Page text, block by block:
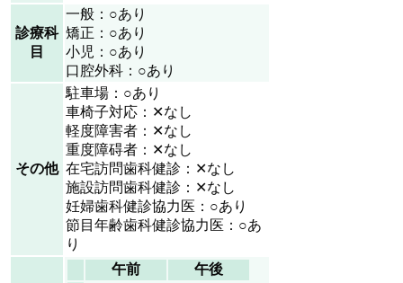
診療科
目
一般：○あり
矯正：○あり
小児：○あり
口腔外科：○あり
その他
駐車場：○あり
車椅子対応：✕なし
軽度障害者：✕なし
重度障碍者：✕なし
在宅訪問歯科健診：✕なし
施設訪問歯科健診：✕なし
妊婦歯科健診協力医：○あり
節目年齢歯科健診協力医：○あ
り
午前
午後